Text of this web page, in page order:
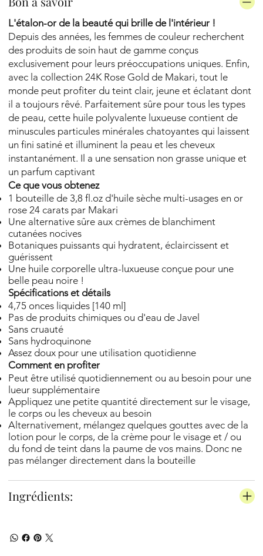
L'étalon-or de la beauté qui brille de l'intérieur !
Depuis des années, les femmes de couleur recherchent
des produits de soin haut de gamme conçus
exclusivement pour leurs préoccupations uniques. Enfin,
avec la collection 24K Rose Gold de Makari, tout le
monde peut profiter du teint clair, jeune et éclatant dont
il a toujours rêvé. Parfaitement sûre pour tous les types
de peau, cette huile polyvalente luxueuse contient de
minuscules particules minérales chatoyantes qui laissent
un fini satiné et illuminent la peau et les cheveux
instantanément. Il a une sensation non grasse unique et
un parfum captivant
Ce que vous obtenez
1 bouteille de 3,8 fl.oz d'huile sèche multi-usages en or
rose 24 carats par Makari
Une alternative sûre aux crèmes de blanchiment
cutanées nocives
Botaniques puissants qui hydratent, éclaircissent et
guérissent
Une huile corporelle ultra-luxueuse conçue pour une
belle peau noire !
Spécifications et détails
4,75 onces liquides [140 ml]
Pas de produits chimiques ou d'eau de Javel
Sans cruauté
Sans hydroquinone
Assez doux pour une utilisation quotidienne
Comment en profiter
Peut être utilisé quotidiennement ou au besoin pour une
lueur supplémentaire
Appliquez une petite quantité directement sur le visage,
le corps ou les cheveux au besoin
Alternativement, mélangez quelques gouttes avec de la
lotion pour le corps, de la crème pour le visage et / ou
du fond de teint dans la paume de vos mains. Donc ne
pas mélanger directement dans la bouteille
Ingrédients: